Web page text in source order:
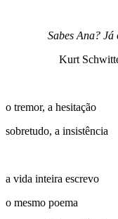
Sabes Ana? Já
Kurt
o tremor, a hesitação
sobretudo, a insistência
a vida inteira escrevo
o mesmo poema